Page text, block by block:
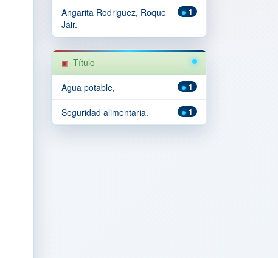
1
Angarita Rodriguez, Roque
Jair.
Título
1
Agua potable,
1
Seguridad alimentaria.